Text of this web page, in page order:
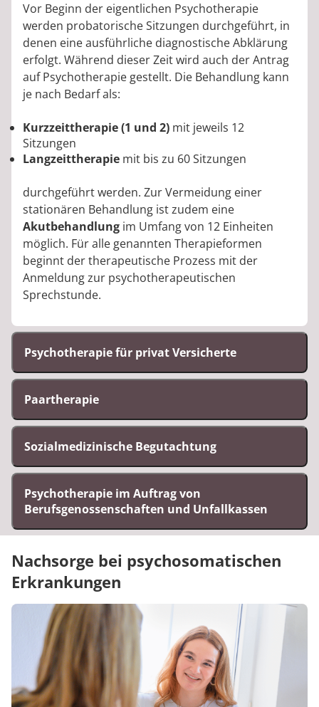
Vor Beginn der eigentlichen Psychotherapie
werden probatorische Sitzungen durchgeführt, in
denen eine ausführliche diagnostische Abklärung
erfolgt. Während dieser Zeit wird auch der Antrag
auf Psychotherapie gestellt. Die Behandlung kann
je nach Bedarf als:
Kurzzeittherapie (1 und 2) mit jeweils 12
Sitzungen
Langzeittherapie mit bis zu 60 Sitzungen
durchgeführt werden. Zur Vermeidung einer
stationären Behandlung ist zudem eine
Akutbehandlung im Umfang von 12 Einheiten
möglich. Für alle genannten Therapieformen
beginnt der therapeutische Prozess mit der
Anmeldung zur psychotherapeutischen
Sprechstunde.
Psychotherapie für privat Versicherte
Paartherapie
Sozialmedizinische Begutachtung
Psychotherapie im Auftrag von
Berufsgenossenschaften und Unfallkassen
Nachsorge bei psychosomatischen
Erkrankungen